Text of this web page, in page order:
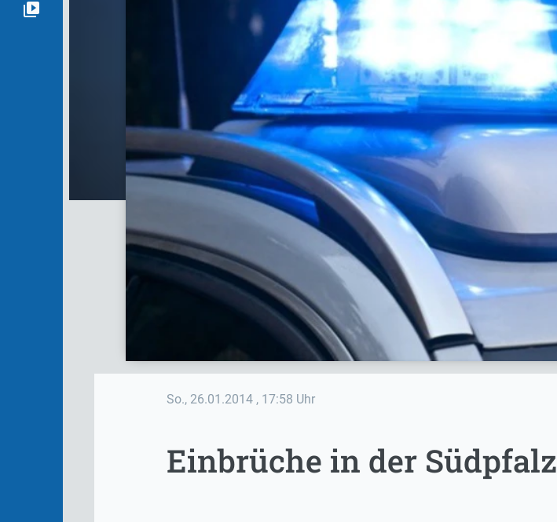
So., 26.01.2014 , 17:58 Uhr
Einbrüche in der Südpfalz